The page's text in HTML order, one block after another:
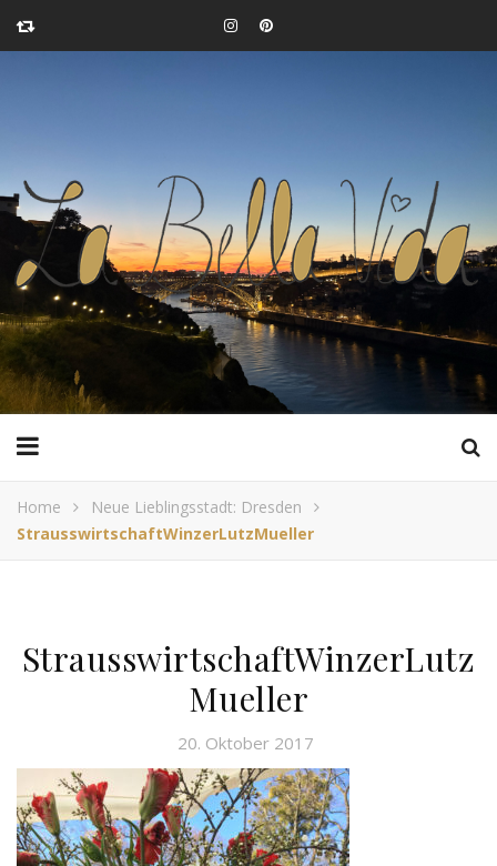
Home
Neue Lieblingsstadt: Dresden
StrausswirtschaftWinzerLutzMueller
StrausswirtschaftWinzerLutz
Mueller
20. Oktober 2017